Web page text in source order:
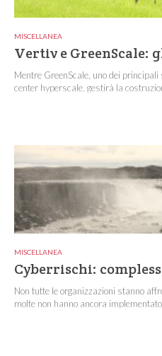
MISCELLANEA
Vertiv e GreenScale:
Mentre GreenScale, uno dei
center hyperscale, gestirà la
MISCELLANEA
Cyberrischi:
Non tutte le organizzazioni stanno
molte non hanno ancora implementato